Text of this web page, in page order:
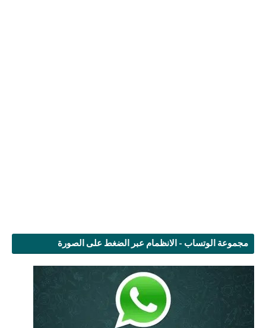
مجموعة الوتساب - الانظمام عبر الضغط على الصورة